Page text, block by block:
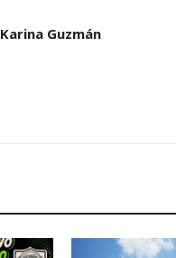
Karina Guzmán